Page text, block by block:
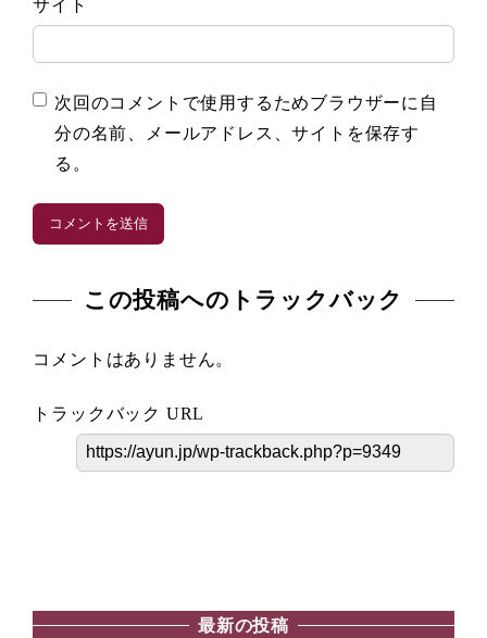
サイト
次回のコメントで使用するためブラウザーに自
分の名前、メールアドレス、サイトを保存す
る。
この投稿へのトラックバック
コメントはありません。
トラックバック URL
最新の投稿